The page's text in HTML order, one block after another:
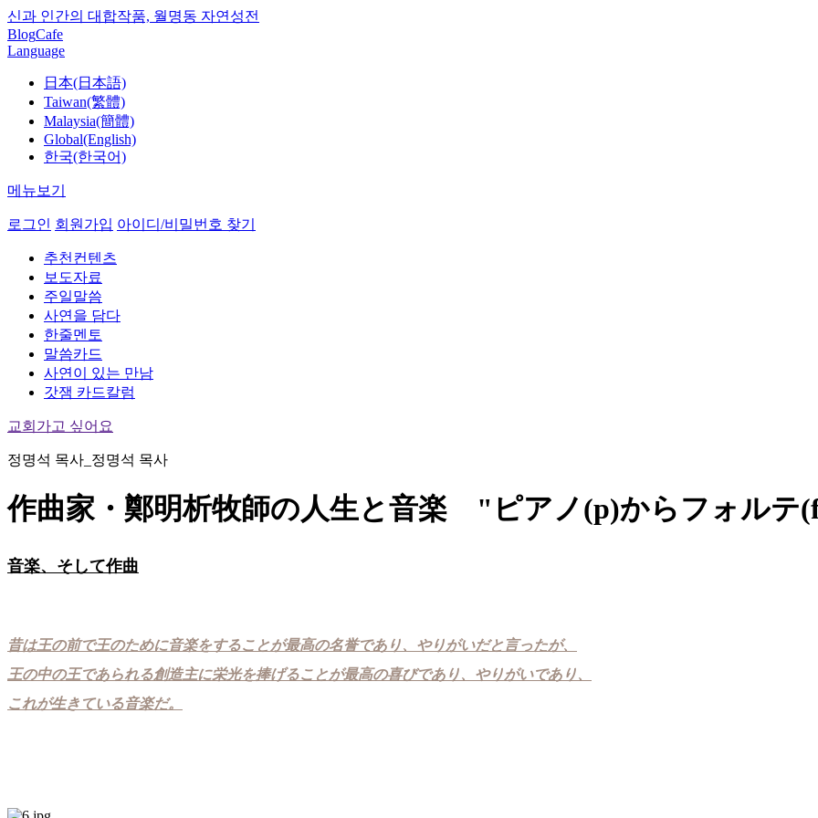
신과 인간의 대합작품, 월명동 자연성전
BlogCafe
Language
日本(日本語)
Taiwan(繁體)
Malaysia(簡體)
Global(English)
한국(한국어)
메뉴보기
로그인 회원가입 아이디/비밀번호 찾기
추천컨텐츠
보도자료
주일말씀
사연을 담다
한줄멘토
말씀카드
사연이 있는 만남
갓잼 카드칼럼
교회가고 싶어요
정명석 목사_정명석 목사
作曲家・鄭明析牧師の人生と音楽 "ピアノ(p)からフォルテ
音楽、そして作曲
昔は王の前で王のために音楽をすることが最高の名誉であり、やりがいだと言ったが、
王の中の王であられる創造主に栄光を捧げることが最高の喜びであり、やりがいであり、
これが生きている音楽だ。